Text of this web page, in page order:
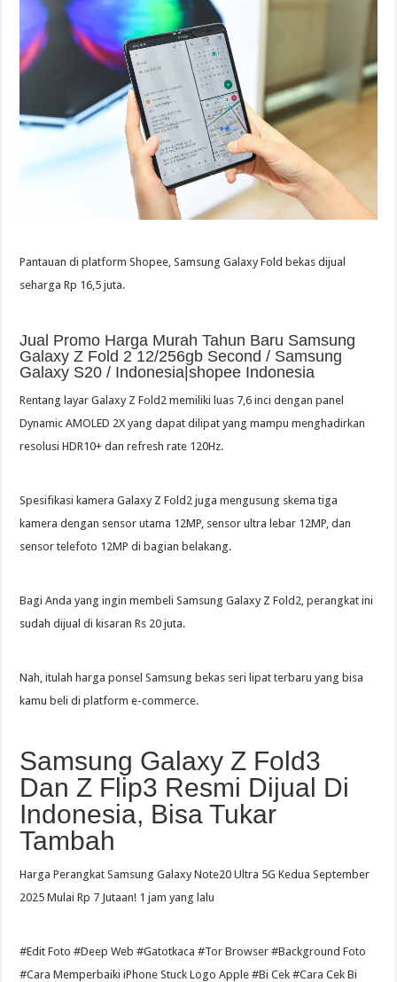
Pantauan di platform Shopee, Samsung Galaxy Fold bekas dijual
seharga Rp 16,5 juta.
Jual Promo Harga Murah Tahun Baru Samsung
Galaxy Z Fold 2 12/256gb Second / Samsung
Galaxy S20 / Indonesia|shopee Indonesia
Rentang layar Galaxy Z Fold2 memiliki luas 7,6 inci dengan panel
Dynamic AMOLED 2X yang dapat dilipat yang mampu menghadirkan
resolusi HDR10+ dan refresh rate 120Hz.
Spesifikasi kamera Galaxy Z Fold2 juga mengusung skema tiga
kamera dengan sensor utama 12MP, sensor ultra lebar 12MP, dan
sensor telefoto 12MP di bagian belakang.
Bagi Anda yang ingin membeli Samsung Galaxy Z Fold2, perangkat ini
sudah dijual di kisaran Rs 20 juta.
Nah, itulah harga ponsel Samsung bekas seri lipat terbaru yang bisa
kamu beli di platform e-commerce.
Samsung Galaxy Z Fold3
Dan Z Flip3 Resmi Dijual Di
Indonesia, Bisa Tukar
Tambah
Harga Perangkat Samsung Galaxy Note20 Ultra 5G Kedua September
2025 Mulai Rp 7 Jutaan! 1 jam yang lalu
#Edit Foto #Deep Web #Gatotkaca #Tor Browser #Background Foto
#Cara Memperbaiki iPhone Stuck Logo Apple #Bi Cek #Cara Cek Bi